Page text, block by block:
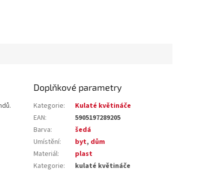
Doplňkové parametry
Kategorie:
Kulaté květináče
EAN:
5905197289205
Barva:
šedá
Umístění: byt, dům
Materiál:
plast
Kategorie: kulaté květináče